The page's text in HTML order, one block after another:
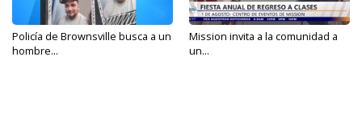
Policía de Brownsville busca a un
hombre...
Mission invita a la comunidad a
un...